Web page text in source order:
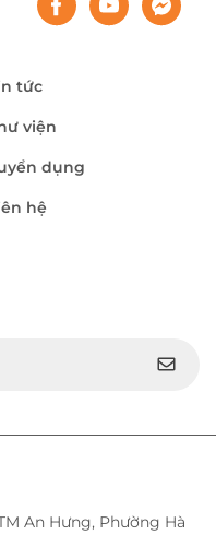
tức
viện
dụng
hệ
An Hưng, Phường Hà